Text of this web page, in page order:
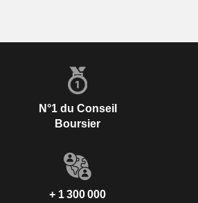
N°1 du Conseil
Boursier
+ 1 300 000